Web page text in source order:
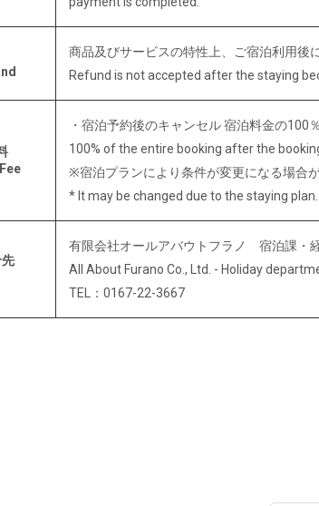
商品及びサービスの特性上、ご宿泊利用後
Refund is not accepted after the staying
・宿泊予約後のキャンセル 宿泊料金の100％
100% of the entire booking after the
※宿泊プランにより条件が変更になる場合が
* It may be changed due to the staying plan.
有限会社オールアバウトフラノ 宿泊課・
All About Furano Co., Ltd. - Holiday
TEL：0167-22-3667